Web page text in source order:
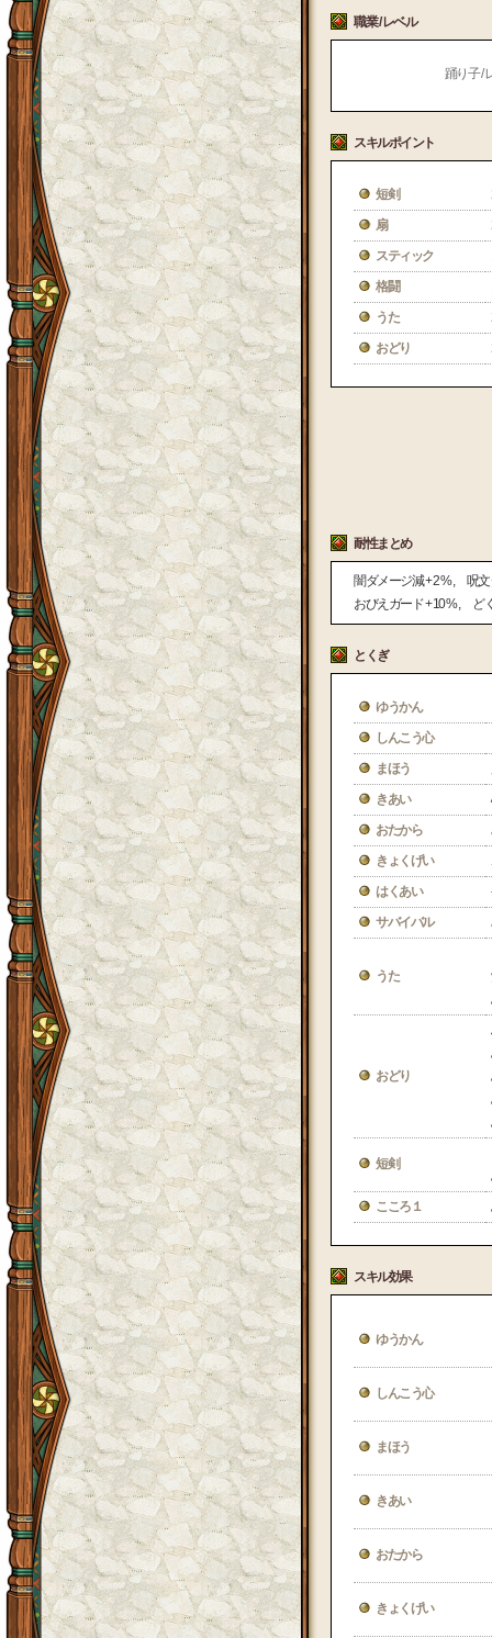
職業 / レベル
踊り子 /
スキルポイント
短剣
扇
スティック
格闘
うた
おどり
耐性まとめ
闇ダメージ減+ 2 %
呪
おびえガード+ 10 % ど
とくぎ
ゆうかん
しんこう心
まほう
きあい
おたから
きょくげい
はくあい
サバイバル
うた
おどり
短剣
こころ１
スキル効果
ゆうかん
しんこう心
まほう
きあい
おたから
きょくげい